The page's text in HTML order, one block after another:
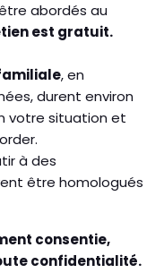
abordés au
est gratuit.
, en
durent environ
votre situation et
à des
être homologués
consentie,
confidentialité.